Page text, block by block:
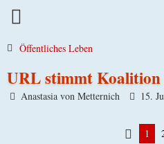
Öffentliches Leben
URL stimmt
Anastasia von Metternich 15.
1